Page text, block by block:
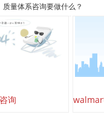
质量体系咨询要做什么？
询